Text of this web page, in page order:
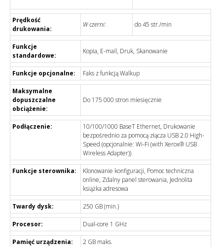
Prędkość
drukowania:
W czerni: do 45 str./min
Funkcje
standardowe:
Kopia, E-mail, Druk, Skanowanie
Funkcje opcjonalne: Faks z funkcją Walkup
Maksymalne
dopuszczalne
obciążenie:
Do 175 000 stron miesięcznie
Podłączenie:
10/100/1000 BaseT Ethernet, Drukowanie
bezpośrednio za pomocą złącza USB 2.0 High-
Speed (opcjonalnie: Wi-Fi (with Xerox® USB
Wireless Adapter))
Funkcje sterownika:
Klonowanie konfiguracji, Pomoc techniczna
online, Zdalny panel sterowania, Jednolita
książka adresowa
Twardy dysk: 250 GB (min.)
Procesor: Dual-core 1 GHz
Pamięć urządzenia: 2 GB maks.